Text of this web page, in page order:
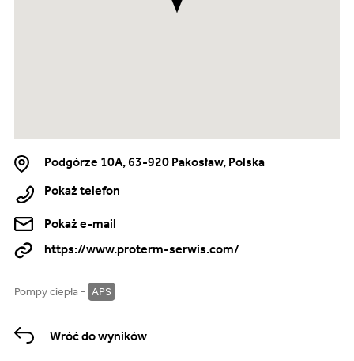
Podgórze 10A, 63-920 Pakosław, Polska
Pokaż telefon
https://www.proterm-serwis.com/
Pokaż e-mail
Pompy ciepła - APS
Wróć do wyników